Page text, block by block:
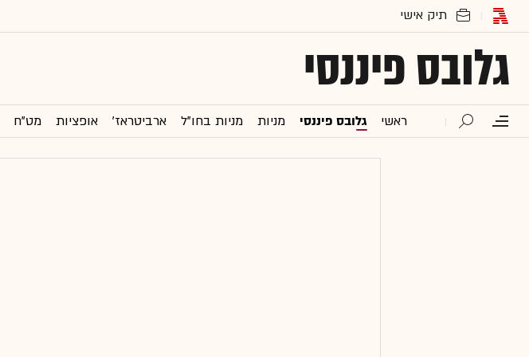
גלובס פיננסי
ראשי גלובס פיננסי מניות מניות בחו"ל ארביטראז' אופציות מט"ח